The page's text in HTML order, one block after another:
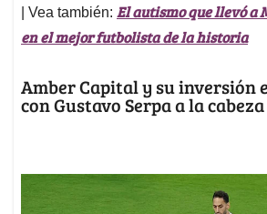
| Vea también: El autismo que llevó a
en el mejor futbolista de la historia
Amber Capital y su inversión
con Gustavo Serpa a la cabeza